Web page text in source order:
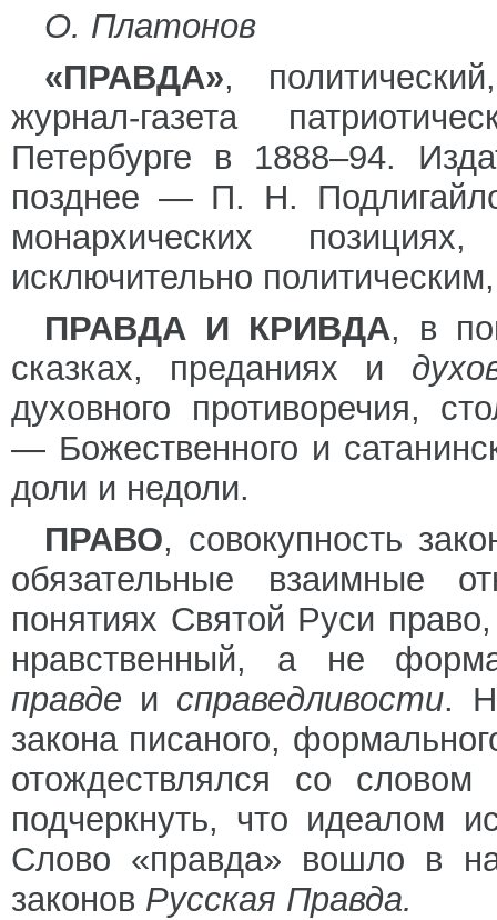
О. Платонов
«ПРАВДА»,
журнал-газета
Петербурге в 1888–94.
позднее — П. Н.
монархических
исключительно
ПРАВДА И КРИВДА, в
сказках, преданиях и
духовного противоречия,
— Божественного и
доли и недоли.
ПРАВО, совокупность
обязательные взаимные
понятиях Святой Руси
нравственный, а не
правде и справедливости.
закона писаного,
отождествлялся со словом
подчеркнуть, что идеалом
Слово «правда» вошло в
законов Русская Правда.